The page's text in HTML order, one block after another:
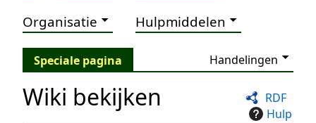
Organisatie Hulpmiddelen
Speciale pagina Handelingen
RDF
Hulp
Wiki bekijken